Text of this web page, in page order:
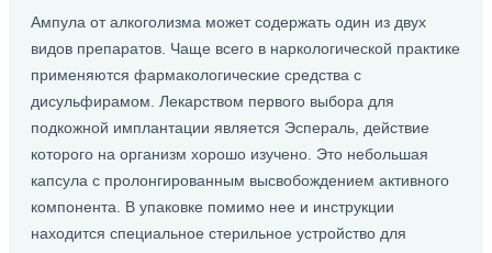
Ампула от алкоголизма может содержать один из двух
видов препаратов. Чаще всего в наркологической практике
применяются фармакологические средства с
дисульфирамом. Лекарством первого выбора для
подкожной имплантации является Эспераль, действие
которого на организм хорошо изучено. Это небольшая
капсула с пролонгированным высвобождением активного
компонента. В упаковке помимо нее и инструкции
находится специальное стерильное устройство для